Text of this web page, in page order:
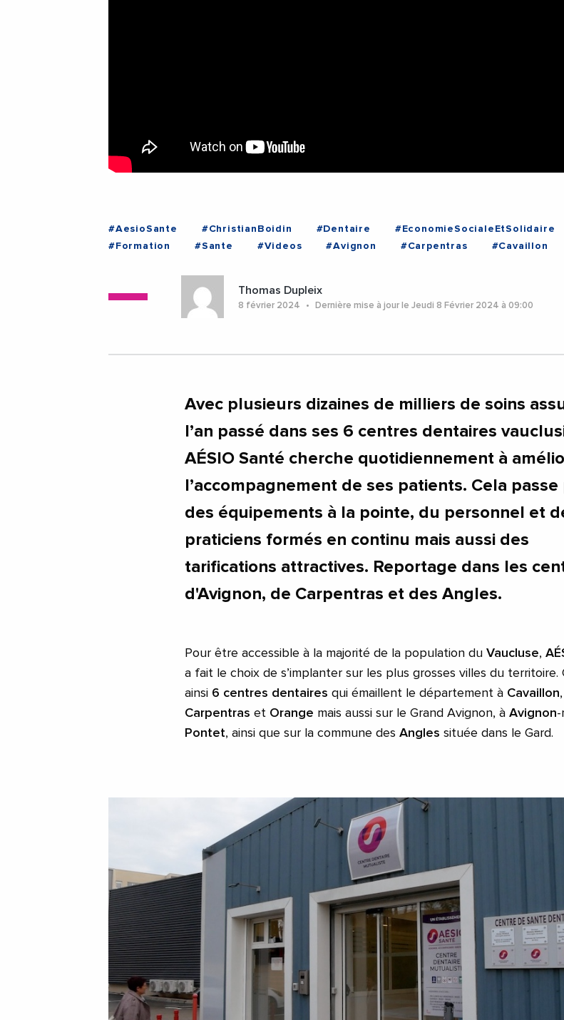
#AesioSante #ChristianBoidin #Dentaire
#EconomieSocialeEtSolidaire
#Formation
#Sante #Videos #Avignon #Carpentras
#Cavaillon
Thomas Dupleix
8 février 2024 Dernière mise à jour le Jeudi 8 Février 2024 à 09:00
Avec plusieurs dizaines de milliers de soins
l’an passé dans ses 6 centres dentaires
AÉSIO Santé cherche quotidiennement à
l’accompagnement de ses patients. Cela passe
des équipements à la pointe, du personnel et
praticiens formés en continu mais aussi des
tarifications attractives. Reportage dans les
d'Avignon, de Carpentras et des Angles.
Pour être accessible à la majorité de la population du Vaucluse,
a fait le choix de s’implanter sur les plus grosses villes du territoire.
ainsi 6 centres dentaires qui émaillent le département à Cavaillon,
Carpentras et Orange mais aussi sur le Grand Avignon, à Avignon-
Pontet, ainsi que sur la commune des Angles située dans le Gard.